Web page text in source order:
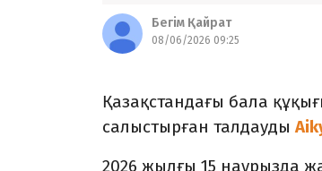
Бегім Қайрат
08/06/2026 09:25
Қазақстандағы бала
салыстырған талдауды
2026 жылғы 15 наурызда